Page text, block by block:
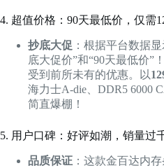
4. 超值价格：90天最低价，仅需
抄底大促 ：根据平台数据
底大促价”和“90天最低价”
受到前所未有的优惠。以
海力士A-die、DDR5 6000
简直爆棚！
5. 用户口碑：好评如潮，销量过
品质保证 ：这款金百达内